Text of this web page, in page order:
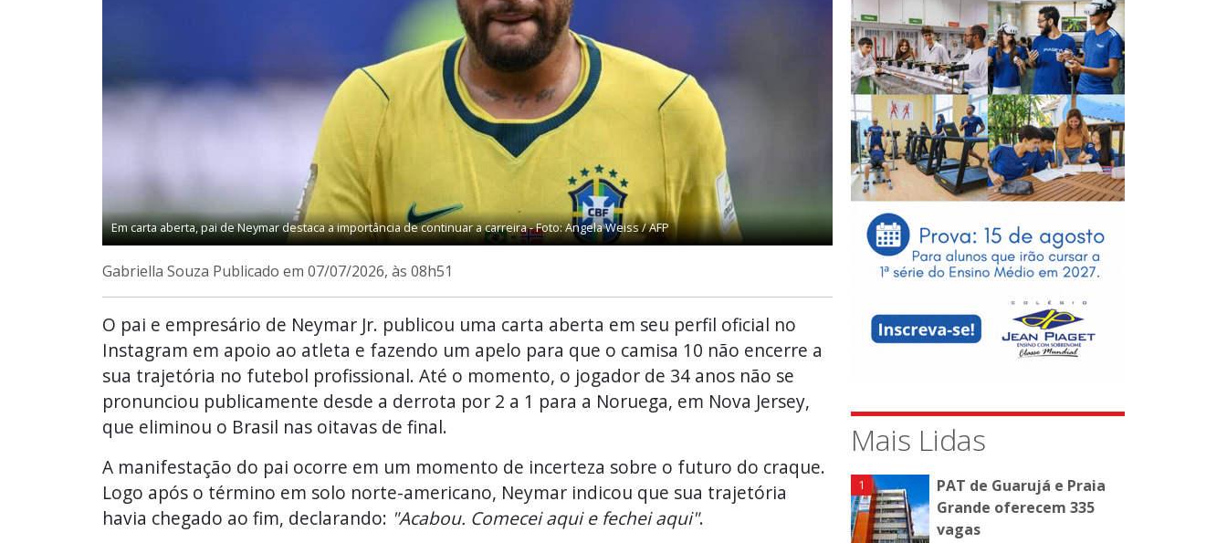
Em carta aberta, pai de Neymar destaca a importância de continuar a carreira - Foto: Angela Weiss / AFP
Gabriella Souza Publicado em 07/07/2026, às 08h51
O pai e empresário de Neymar Jr. publicou uma carta aberta em seu perfil oficial no
Instagram em apoio ao atleta e fazendo um apelo para que o camisa 10 não encerre a
sua trajetória no futebol profissional. Até o momento, o jogador de 34 anos não se
pronunciou publicamente desde a derrota por 2 a 1 para a Noruega, em Nova Jersey,
que eliminou o Brasil nas oitavas de final.
A manifestação do pai ocorre em um momento de incerteza sobre o futuro do craque.
Logo após o término em solo norte-americano, Neymar indicou que sua trajetória
havia chegado ao fim, declarando: "Acabou. Comecei aqui e fechei aqui".
Mais Lidas
PAT de Guarujá e Praia
Grande oferecem 335
vagas